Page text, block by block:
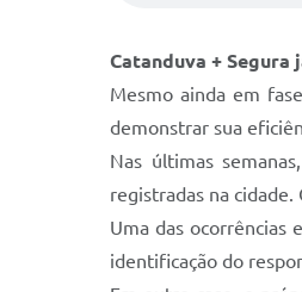
Catanduva +
Mesmo ainda em
demonstrar sua
Nas últimas
registradas na
Uma das ocorrências
identificação do